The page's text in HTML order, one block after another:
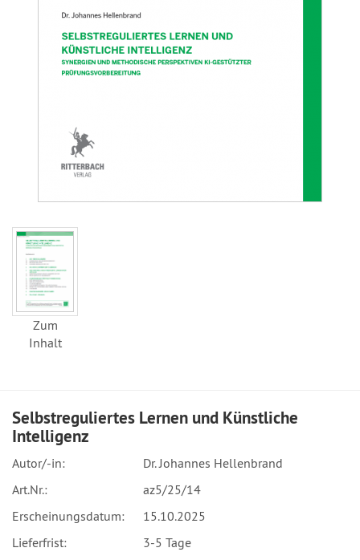
Zum
Inhalt
Selbstreguliertes Lernen und Künstliche
Intelligenz
Autor/-in:
Dr. Johannes Hellenbrand
Art.Nr.:
az5/25/14
Erscheinungsdatum:
15.10.2025
Lieferfrist:
3-5 Tage